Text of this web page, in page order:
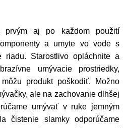
prvým aj po každom použití
a umyte vo vode s
riadu. Starostlivo opláchnite a
umývacie prostriedky,
produkt poškodiť. Možno
ale na zachovanie dlhšej
umývať v ruke jemným
čistenie slamky odporúčame